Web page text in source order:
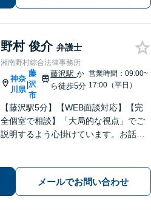
ーの方も多数。「こんなことで」と思
野村 俊介 弁護士
湘南野村綜合法律事務所
神奈
川県
|
藤
沢
市
藤沢駅か
ら徒歩5分
営業時間：09:00~
17:00（平日）
【藤沢駅5分】【WEB面談対応】【完
全個室で相談】「大局的な視点」でご
説明するよう心掛けています。お話を
般社団法人の代表者を経験した弁護
士」「AIを活用した効率的な契約書レ
メールでお問い合わせ